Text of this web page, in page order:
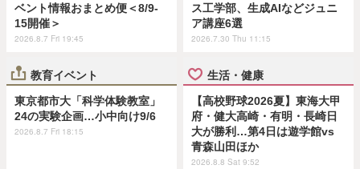
ベント情報おまとめ便＜8/9-
15開催＞
2026.8.7 Fri 19:45
ス工学部、生成AIなどジュニ
ア講座6選
2026.7.30 Thu 11:15
教育イベント
東京都市大「科学体験教室」
24の実験企画…小中向け9/6
2026.8.7 Fri 18:15
生活・健康
【高校野球2026夏】東海大甲
府・健大高崎・有明・長崎日
大が勝利…第4日は遊学館vs
青森山田ほか
2026.8.8 Sat 9:52